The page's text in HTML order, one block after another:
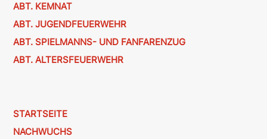
ABT. KEMNAT
ABT. JUGENDFEUERWEHR
ABT. SPIELMANNS- UND FANFARENZUG
ABT. ALTERSFEUERWEHR
STARTSEITE
NACHWUCHS